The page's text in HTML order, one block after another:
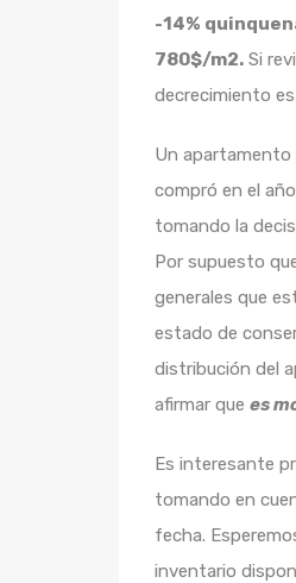
-14%
780$/m2. Si
decrecimiento
Un apartamento
compró en el
tomando la
Por supuesto
generales que
estado de
distribución del
afirmar que es
Es interesante
tomando en
fecha.
inventario